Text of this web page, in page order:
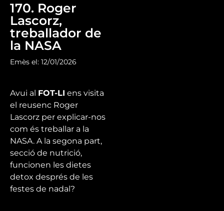
170. Roger
Lascorz,
treballador de
la NASA
Emès el: 12/01/2026
Avui al FOT-LI ens visita
el reusenc Roger
Lascorz per explicar-nos
com és treballar a la
NASA. A la segona part,
secció de nutrició,
funcionen les dietes
detox després de les
festes de nadal?